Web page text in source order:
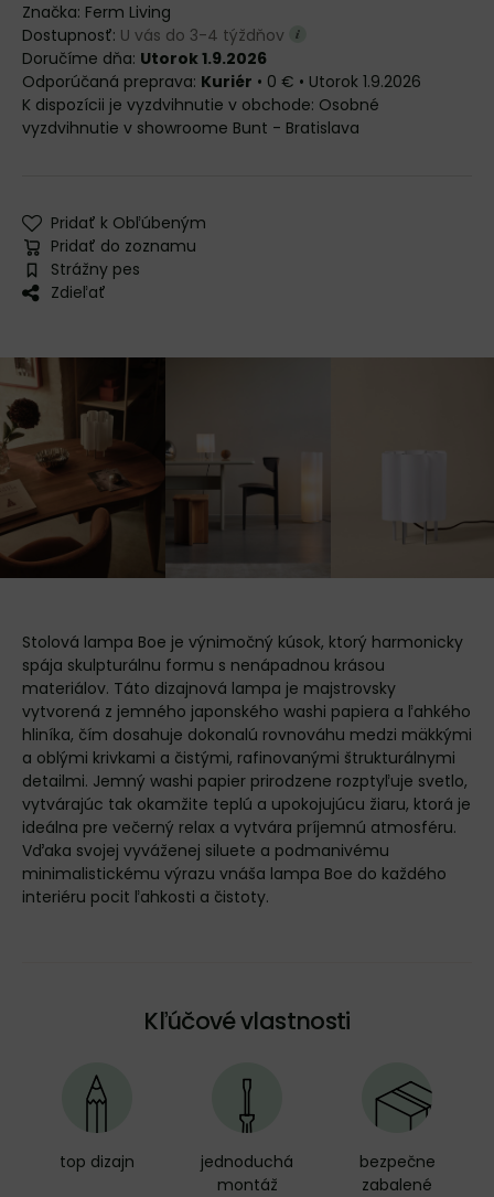
Značka: Ferm Living
Dostupnosť: U vás do 3-4 týždňov
Doručíme dňa: Utorok 1.9.2026
Kuriér • 0 € • Utorok 1.9.2026
Osobné
vyzdvihnutie v showroome Bunt - Bratislava
Pridať k Obľúbeným
Pridať do zoznamu
Strážny pes
Zdieľať
Stolová lampa Boe je výnimočný kúsok, ktorý harmonicky
spája skulpturálnu formu s nenápadnou krásou
materiálov. Táto dizajnová lampa je majstrovsky
vytvorená z jemného japonského washi papiera a ľahkého
hliníka, čím dosahuje dokonalú rovnováhu medzi mäkkými
a oblými krivkami a čistými, rafinovanými štrukturálnymi
detailmi. Jemný washi papier prirodzene rozptyľuje svetlo,
vytvárajúc tak okamžite teplú a upokojujúcu žiaru, ktorá je
ideálna pre večerný relax a vytvára príjemnú atmosféru.
Vďaka svojej vyváženej siluete a podmanivému
minimalistickému výrazu vnáša lampa Boe do každého
interiéru pocit ľahkosti a čistoty.
Kľúčové vlastnosti
top dizajn
jednoduchá
montáž
bezpečne
zabalené